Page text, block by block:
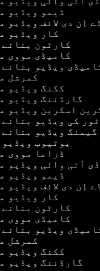
ڈیمو ویڈیو
ڈے اِن دی لائف ویڈیو
کار ویڈیو
کارٹون بنانے
کامیڈی مووی
کامیڈی ویڈیو بنانے
کمرشل
ککنگ ویڈیو
گارڈننگ ویڈیو
گرین اسکرین ویڈیو
ٹور کی ویڈیو بنانے
گیمنگ ویڈیو بنانے
یوٹیوب
ڈراما مووی
ڈی آئی وائی ویڈیو
ڈیمو ویڈیو
ڈے اِن دی لائف ویڈیو
کار ویڈیو
کارٹون بنانے
کامیڈی مووی
کامیڈی ویڈیو بنانے
کمرشل
ککنگ ویڈیو
گارڈننگ ویڈیو